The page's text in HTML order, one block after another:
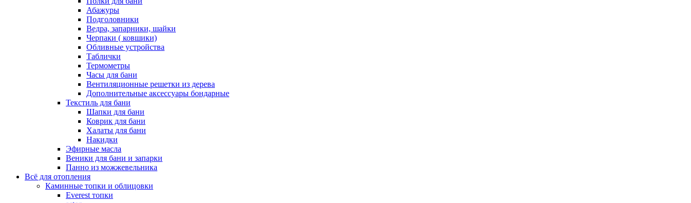
Абажуры
Подголовники
Ведра, запарники, шайки
Черпаки ( ковшики)
Обливные устройства
Таблички
Термометры
Часы для бани
Вентиляционные решетки из дерева
Дополнительные аксессуары бондарные
Текстиль для бани
Шапки для бани
Коврик для бани
Халаты для бани
Накидки
Эфирные масла
Веники для бани и запарки
Панно из можжевельника
Всё для отопления
Каминные топки и облицовки
Everest топки